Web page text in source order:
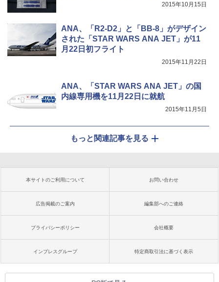
2015年10月15日
ANA、「R2-D2」と「BB-8」がデザイン
された「STAR WARS ANA JET」が11
月22日初フライト
2015年11月22日
ANA、「STAR WARS ANA JET」の国
内線専用機を11月22日に就航
2015年11月5日
もっと関連記事を見る
本サイトのご利用について お問い合わせ
広告掲載のご案内 編集部へのご連絡
プライバシーポリシー 会社概要
インプレスグループ 特定商取引法に基づく表示